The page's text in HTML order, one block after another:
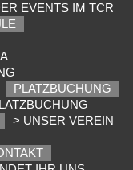
EVENTS IM TCR
PLATZBUCHUNG
> UNSER VEREIN